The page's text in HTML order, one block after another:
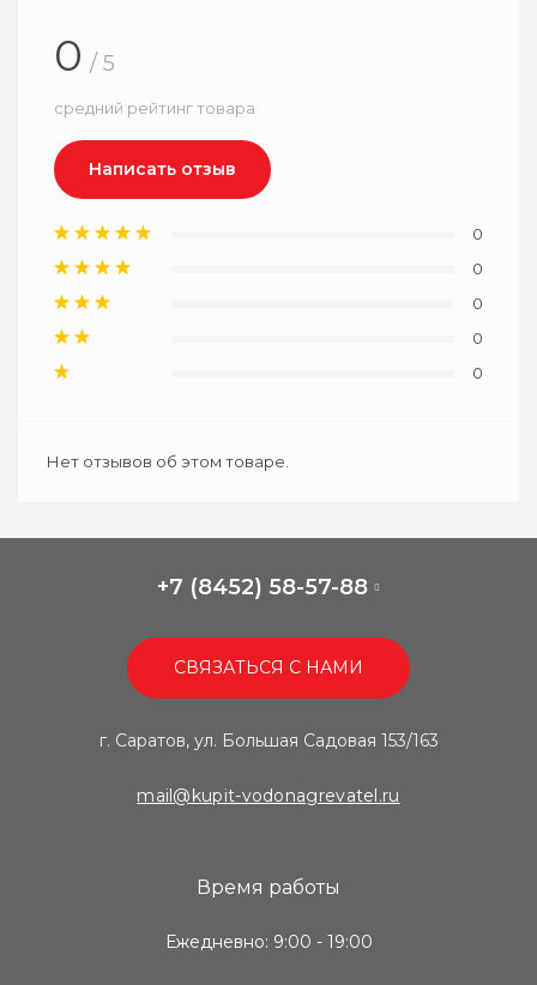
0 / 5
средний рейтинг товара
Написать отзыв
0
0
0
0
0
Нет отзывов об этом товаре.
+7 (8452) 58-57-88
СВЯЗАТЬСЯ С НАМИ
г. Саратов, ул. Большая Садовая 153/163
mail@kupit-vodonagrevatel.ru
Время работы
Ежедневно: 9:00 - 19:00